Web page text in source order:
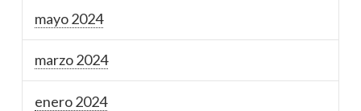
mayo 2024
marzo 2024
enero 2024